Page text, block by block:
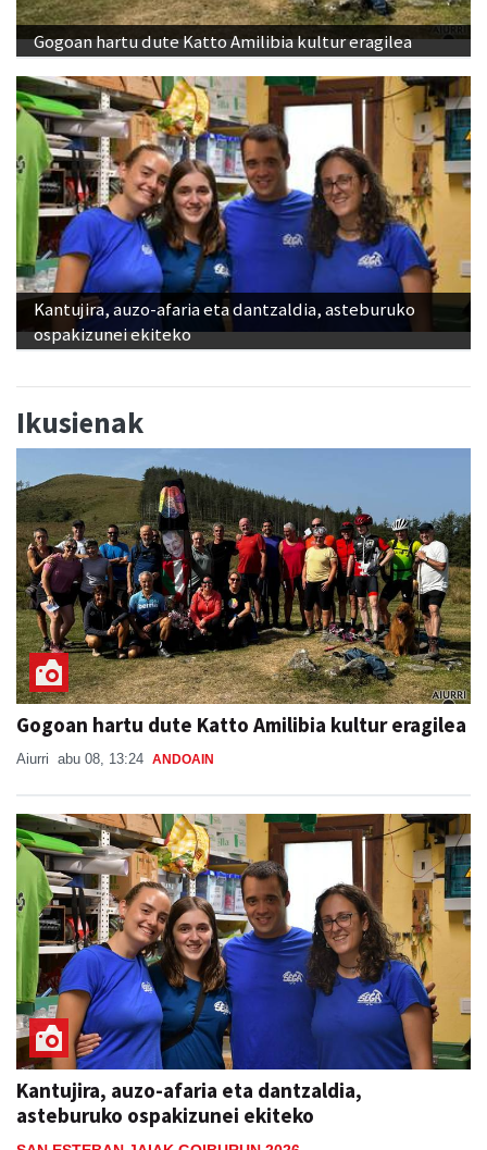
Gogoan hartu dute Katto Amilibia kultur eragilea
Kantujira, auzo-afaria eta dantzaldia, asteburuko
ospakizunei ekiteko
Ikusienak
Gogoan hartu dute Katto Amilibia kultur eragilea
Aiurri abu 08, 13:24 ANDOAIN
Kantujira, auzo-afaria eta dantzaldia,
asteburuko ospakizunei ekiteko